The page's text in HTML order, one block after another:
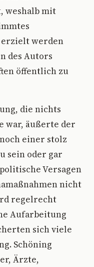
weshalb mit
erzielt werden
des Autors
öffentlich zu
die nichts
war, äußerte der
einer stolz
sein oder gar
Versagen
nicht
regelrecht
Aufarbeitung
sich viele
Schöning
Ärzte,